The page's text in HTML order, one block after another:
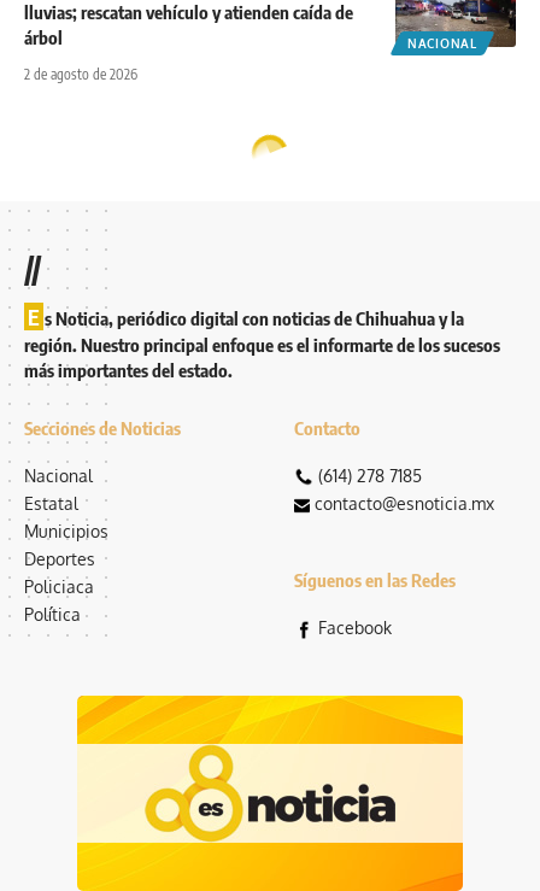
NACIONAL
lluvias; rescatan vehículo y atienden caída de
árbol
2 de agosto de 2026
//
E s Noticia, periódico digital con noticias de Chihuahua y la
región. Nuestro principal enfoque es el informarte de los sucesos
más importantes del estado.
Secciones de Noticias
Nacional
Estatal
Municipios
Deportes
Policiaca
Política
Contacto
(614) 278 7185
contacto@esnoticia.mx
Síguenos en las Redes
Facebook